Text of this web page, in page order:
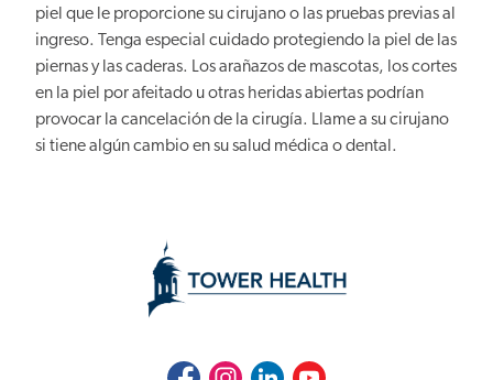
piel que le proporcione su cirujano o las pruebas previas al
ingreso. Tenga especial cuidado protegiendo la piel de las
piernas y las caderas. Los arañazos de mascotas, los cortes
en la piel por afeitado u otras heridas abiertas podrían
provocar la cancelación de la cirugía. Llame a su cirujano
si tiene algún cambio en su salud médica o dental.
FacebookInstagramLinkedInYoutube